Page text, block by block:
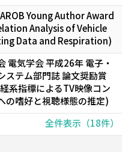
Young Author Award
Analysis of Vehicle
Data and Respiration)
電気学会 平成26年 電子・
ステム部門誌 論文奨励賞
系指標によるTV映像コン
の嗜好と視聴様態の推定)
全件表示（18件）